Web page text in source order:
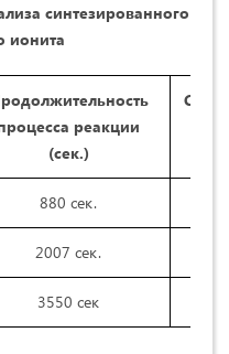
синтезированного
ионита
реакции
(сек.)
880 сек.
2007 сек.
3550 сек